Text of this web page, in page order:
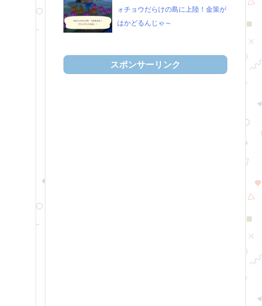
ォチョウだらけの島に上陸！金策が
はかどるんじゃ～
スポンサーリンク